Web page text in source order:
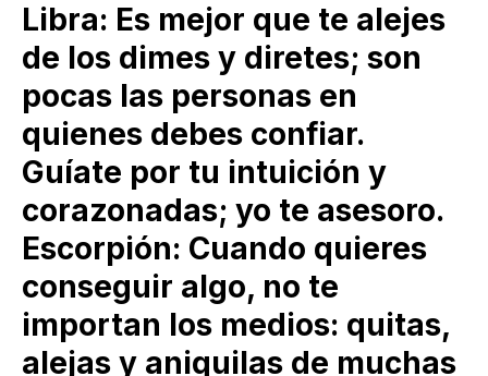
Libra: Es mejor que te alejes
de los dimes y diretes; son
pocas las personas en
quienes debes confiar.
Guíate por tu intuición y
corazonadas; yo te asesoro.
Escorpión: Cuando quieres
conseguir algo, no te
importan los medios: quitas,
alejas y aniquilas de muchas